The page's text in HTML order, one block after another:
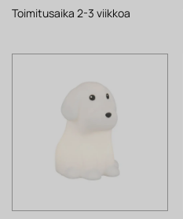
124 €. 97 €.
Toimitusaika 2-3 viikkoa